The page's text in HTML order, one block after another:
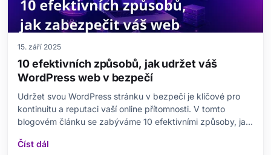
15. září 2025
10 efektivních způsobů, jak udržet váš
WordPress web v bezpečí
Udržet svou WordPress stránku v bezpečí je klíčové pro
kontinuitu a reputaci vaší online přítomnosti. V tomto
blogovém článku se zabýváme 10 efektivními způsoby, jak
bezpečnostních pluginů, výhod používání HTTPS, tvorby
Číst dál